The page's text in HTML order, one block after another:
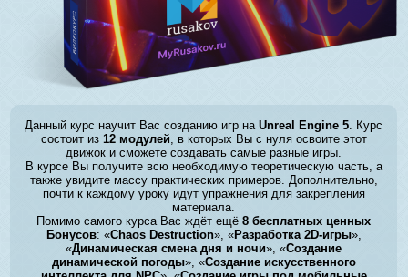
Данный курс научит Вас созданию игр наUnreal Engine 5 . Курс
состоит из 12 модулей, в которых Вы с нуля освоите этот
движок и сможете создавать самые разные игры.
В курсе Вы получите всю необходимую теоретическую часть, а
также увидите массу практических примеров. Дополнительно,
почти к каждому уроку идут упражнения для закрепления
материала.
Помимо самого курса Вас ждёт ещё8 бесплатных ценных
Бонусов: «Chaos Destruction», «Разработка 2D-игры»,
«Динамическая смена дня и ночи», «Создание
динамической погоды», «Создание искусственного